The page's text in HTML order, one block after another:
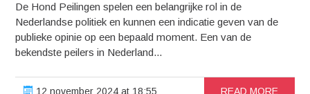
De Hond Peilingen spelen een belangrijke rol in de
Nederlandse politiek en kunnen een indicatie geven van de
publieke opinie op een bepaald moment. Een van de
bekendste peilers in Nederland...
12 november 2024 at 18:55 READ MORE